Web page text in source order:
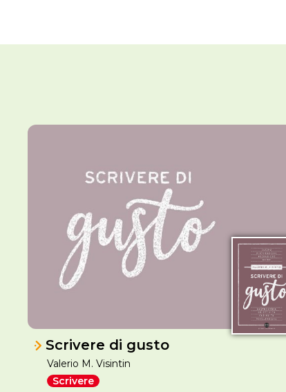
Scrivere di gusto
Valerio M. Visintin
Scrivere